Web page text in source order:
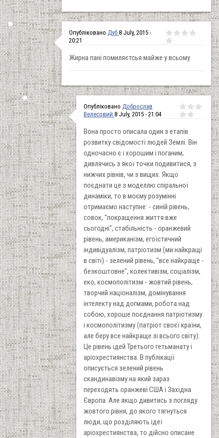
Опубліковано Дуб 8 July, 2015 -
20:21
Жирна пані помиляєтсья майже у всьому
Опубліковано Доброслав
Велесовий 8 July, 2015 - 21:04
Вона просто описала один з етапів
розвитку свідомості людей Землі. Він
одночасно є і хорошим і поганим,
дивлячись з якої точки подивитися, з
нижчих рівнів, чи з вищих. Якщо
поєднати це з моделлю спіральної
динаміки, то в моєму розумінні
отримаємо наступне: - синій рівень,
совок, "покращення життя вже
сьогодні", стабільність - оранжевий
рівень, американізм, егоїстичний
індивідуалізм, патріотизм (ми найкращі
в світі) - зелений рівень, "все найкраще -
безкоштовне", колективізм, соціалізм,
еко, космополітизм - жовтий рівень,
творчий націоналізм, домінування
інтелекту над догмами, робота над
собою, хороше поєднання патріотизму
і космополітизму (патріот своєї країни,
але беру все найкраще зі всього світу).
Це рівень ідей Третього гетьманату і
аріохрестиянства. В публікації
описується зелений рівень
скандинавізму на який зараз
переходять оранжеві США і Західна
Європа. Але якщо дивитись з погляду
жовтого рівня, до якого тягнуться
люди, що розділяють ідеї
аріохрестиянства, то дійсно описане